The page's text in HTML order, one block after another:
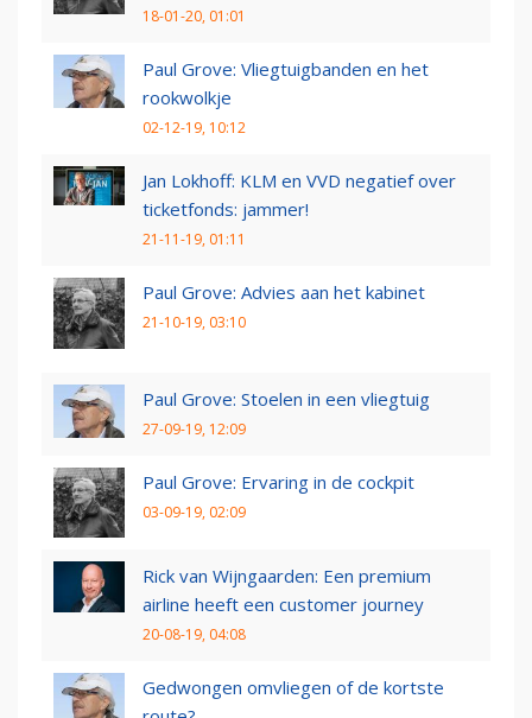
18-01-20, 01:01
Paul Grove: Vliegtuigbanden en het
rookwolkje
02-12-19, 10:12
Jan Lokhoff: KLM en VVD negatief over
ticketfonds: jammer!
21-11-19, 01:11
Paul Grove: Advies aan het kabinet
21-10-19, 03:10
Paul Grove: Stoelen in een vliegtuig
27-09-19, 12:09
Paul Grove: Ervaring in de cockpit
03-09-19, 02:09
Rick van Wijngaarden: Een premium
airline heeft een customer journey
20-08-19, 04:08
Gedwongen omvliegen of de kortste